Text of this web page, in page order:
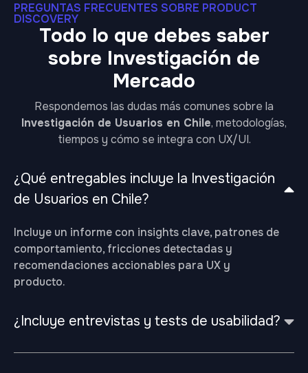
PREGUNTAS FRECUENTES SOBRE PRODUCT
DISCOVERY
Todo lo que debes saber
sobre Investigación de
Mercado
Respondemos las dudas más comunes sobre la
Investigación de Usuarios en Chile, metodologías,
tiempos y cómo se integra con UX/UI.
¿Qué entregables incluye la Investigación
de Usuarios en Chile?
Incluye un informe con insights clave, patrones de
comportamiento, fricciones detectadas y
recomendaciones accionables para UX y
producto.
¿Incluye entrevistas y tests de usabilidad?